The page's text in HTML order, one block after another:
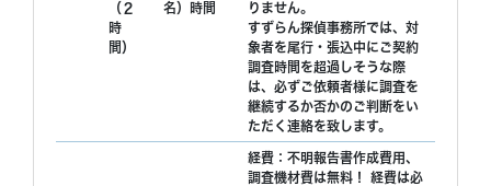
（２
時
間）
名）時間
りません。
すずらん探偵事務所では、対
象者を尾行・張込中にご契約
調査時間を超過しそうな際
は、必ずご依頼者様に調査を
継続するか否かのご判断をい
ただく連絡を致します。
経費：不明報告書作成費用、
調査機材費は無料！ 経費は必